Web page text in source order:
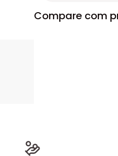
Compare com